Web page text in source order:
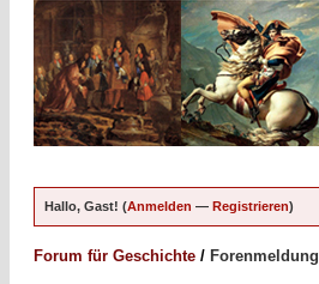
Hallo, Gast! (Anmelden — Registrieren)
Forum für Geschichte / Forenmeldung